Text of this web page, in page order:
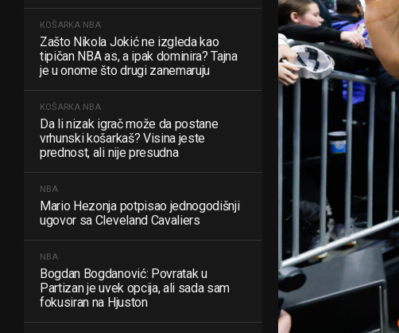
KOŠARKA NBA
Zašto Nikola Jokić ne izgleda kao
tipičan NBA as, a ipak dominira? Tajna
je u onome što drugi zanemaruju
KOŠARKA NBA
Da li nizak igrač može da postane
vrhunski košarkaš? Visina jeste
prednost, ali nije presudna
NBA
Mario Hezonja potpisao jednogodišnji
ugovor sa Cleveland Cavaliers
NBA
Bogdan Bogdanović: Povratak u
Partizan je uvek opcija, ali sada sam
fokusiran na Hjuston